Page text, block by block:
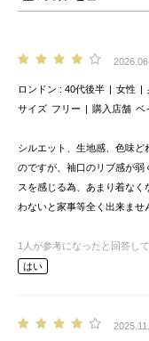
ロンドン 40代後半 女性
サイズ フリー 購入店舗 ベ
シルエット、生地感、色味
のですが、袖口のリブ感が弱
スを感じる為、あまり着な
わないと家事等全く出来ませ
1 人が参考になったと回答し
はい